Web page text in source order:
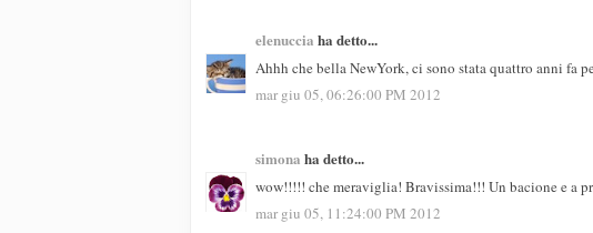
elenuccia ha detto...
Ahhh che bella NewYork, ci sono stata quattro anni fa
mar giu 05, 06:26:00 PM 2012
simona ha detto...
wow!!!!! che meraviglia! Bravissima!!! Un bacione e a
mar giu 05, 11:24:00 PM 2012